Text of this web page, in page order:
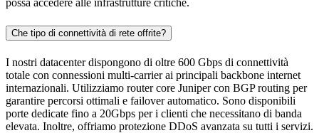
possa accedere alle infrastrutture critiche.
Che tipo di connettività di rete offrite?
I nostri datacenter dispongono di oltre 600 Gbps di connettività
totale con connessioni multi-carrier ai principali backbone internet
internazionali. Utilizziamo router core Juniper con BGP routing per
garantire percorsi ottimali e failover automatico. Sono disponibili
porte dedicate fino a 20Gbps per i clienti che necessitano di banda
elevata. Inoltre, offriamo protezione DDoS avanzata su tutti i servizi.